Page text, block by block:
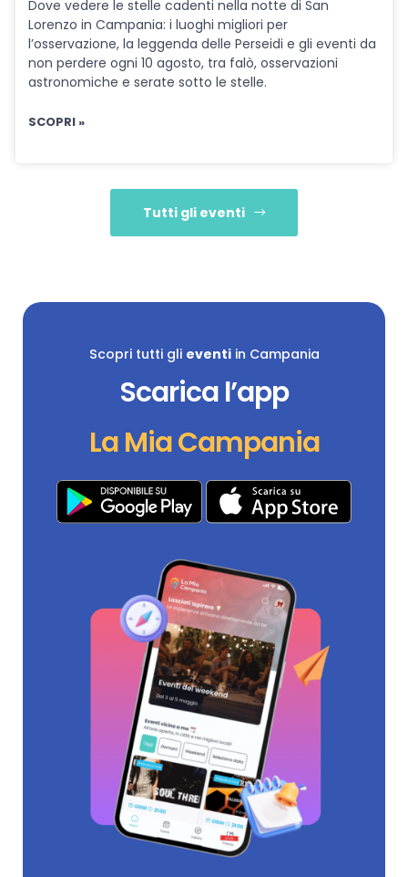
Dove vedere le stelle cadenti nella notte di San
Lorenzo in Campania: i luoghi migliori per
l’osservazione, la leggenda delle Perseidi e gli eventi da
non perdere ogni 10 agosto, tra falò, osservazioni
astronomiche e serate sotto le stelle.
SCOPRI »
Tutti gli eventi
Scopri tutti gli eventiin Campania
Scarica l’app
La Mia Campania